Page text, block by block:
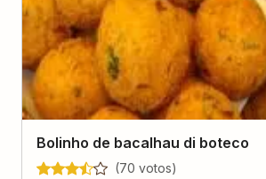
Bolinho de bacalhau di boteco
(70 votos)